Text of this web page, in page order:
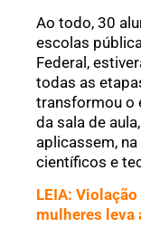
Ao todo, 30
escolas
Federal,
todas as
transformou o
da sala de
aplicassem,
científicos e
LEIA:
mulheres leva